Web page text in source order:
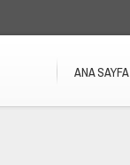
ANA SAYFA